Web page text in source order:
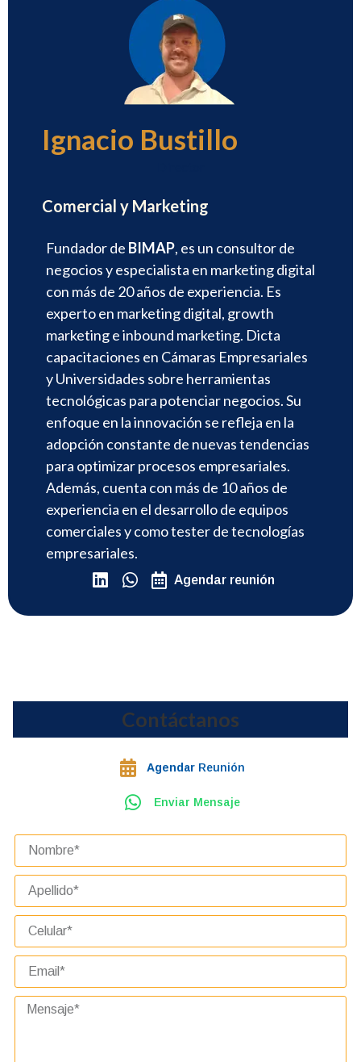
Ignacio Bustillo
Comercial y Marketing
Fundador de BIMAP, es un consultor de
negocios y especialista en marketing digital
con más de 20 años de experiencia. Es
experto en marketing digital, growth
marketing e inbound marketing. Dicta
capacitaciones en Cámaras Empresariales
y Universidades sobre herramientas
tecnológicas para potenciar negocios. Su
enfoque en la innovación se refleja en la
adopción constante de nuevas tendencias
para optimizar procesos empresariales.
Además, cuenta con más de 10 años de
experiencia en el desarrollo de equipos
comerciales y como tester de tecnologías
empresariales.
Agendar reunión
Contáctanos
Agendar Reunión
Enviar Mensaje